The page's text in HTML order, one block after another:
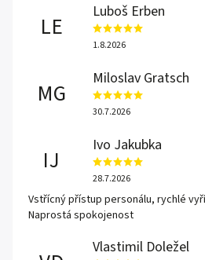
LE
Luboš Erben
1.8.2026
MG
Miloslav Gratsch
30.7.2026
IJ
Ivo Jakubka
28.7.2026
Vstřícný přístup personálu, rychlé
Naprostá spokojenost
Vlastimil Doležel